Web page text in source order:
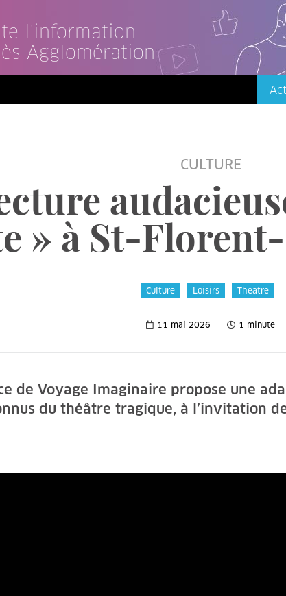
l'information
Agglomération
CULTURE
» à St-
Culture Loisirs Théâtre
11 mai 2026 1 minute
de Voyage Imaginaire propose une
du théâtre tragique, à l’invitation